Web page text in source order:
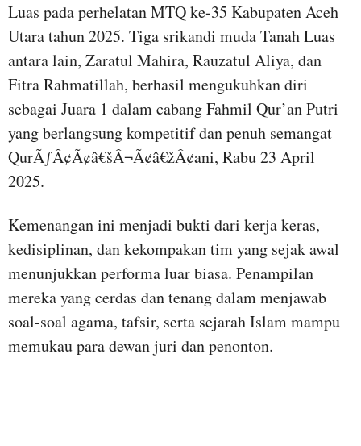
Luas pada perhelatan MTQ ke-35 Kabupaten Aceh
Utara tahun 2025. Tiga srikandi muda Tanah Luas
antara lain, Zaratul Mahira, Rauzatul Aliya, dan
Fitra Rahmatillah, berhasil mengukuhkan diri
sebagai Juara 1 dalam cabang Fahmil Qur’an Putri
yang berlangsung kompetitif dan penuh semangat
QurÃƒÂ¢Ã¢â€šÂ¬Ã¢â€žÂ¢ani, Rabu 23 April
2025.
Kemenangan ini menjadi bukti dari kerja keras,
kedisiplinan, dan kekompakan tim yang sejak awal
menunjukkan performa luar biasa. Penampilan
mereka yang cerdas dan tenang dalam menjawab
soal-soal agama, tafsir, serta sejarah Islam mampu
memukau para dewan juri dan penonton.